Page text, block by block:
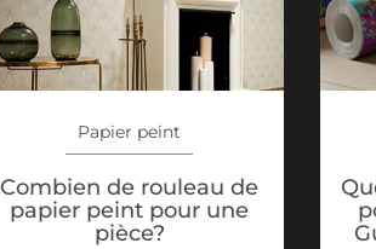
Papier peint
Combien de rouleau de
papier peint pour une
pièce?